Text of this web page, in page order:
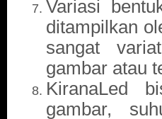
Variasi
ditampilkan
sangat
gambar atau
KiranaLed
gambar,